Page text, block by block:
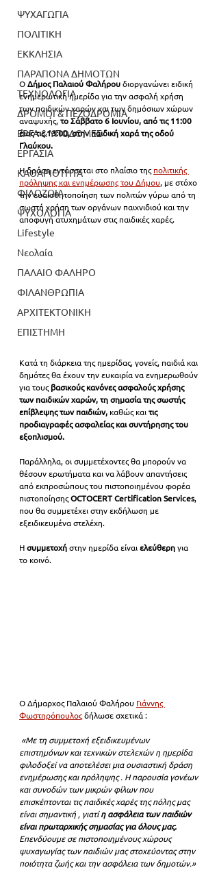
ΨΥΧΑΓΩΓΙΑ
ΠΟΛΙΤΙΚΗ
ΕΚΚΛΗΣΙΑ
ΠΑΡΑΠΟΝΑ ΔΗΜΟΤΩΝ
ΤΕΧΝΟΛΟΓΙΑ
ΔΡΟΜΟΙ & ΠΕΖΟΔΡΟΜΙΑ
ΕΡΓΑ & ΥΠΟΔΟΜΕΣ
ΕΡΓΑΣΙΑ
ΚΑΘΑΡΙΟΤΗΤΑ
ΦΙΛΟΖΩΙΑ
ΨΥΧΟΛΟΓΙΑ
Lifestyle
Νεολαία
ΠΑΛΑΙΟ ΦΑΛΗΡΟ
ΦΙΛΑΝΘΡΩΠΙΑ
ΑΡΧΙΤΕΚΤΟΝΙΚΗ
ΕΠΙΣΤΗΜΗ
Ο Δήμος Παλαιού Φαλήρου διοργανώνει ειδική
ενημερωτική ημερίδα για την ασφαλή χρήση
των παιδικών χαρών και των δημόσιων χώρων
αναψυχής, το Σάββατο 6 Ιουνίου, από τις 11:00
έως τις 13:00, στην παιδική χαρά της οδού
Γλαύκου.
Η δράση εντάσσεται στο πλαίσιο της πολιτικής
πρόληψης και ενημέρωσης του Δήμου, με στόχο
την ευαισθητοποίηση των πολιτών γύρω από τη
σωστή χρήση των οργάνων παιχνιδιού και την
αποφυγή ατυχημάτων στις παιδικές χαρές.
Κατά τη διάρκεια της ημερίδας, γονείς, παιδιά και
δημότες θα έχουν την ευκαιρία να ενημερωθούν
για τους βασικούς κανόνες ασφαλούς χρήσης
των παιδικών χαρών, τη σημασία της σωστής
επίβλεψης των παιδιών, καθώς και τις
προδιαγραφές ασφαλείας και συντήρησης του
εξοπλισμού.
Παράλληλα, οι συμμετέχοντες θα μπορούν να
θέσουν ερωτήματα και να λάβουν απαντήσεις
από εκπροσώπους του πιστοποιημένου φορέα
πιστοποίησης OCTOCERT Certification Services,
που θα συμμετέχει στην εκδήλωση με
εξειδικευμένα στελέχη.
Η συμμετοχή στην ημερίδα είναι ελεύθερη για
το κοινό.
Ο Δήμαρχος Παλαιού Φαλήρου Γιάννης
Φωστηρόπουλος δήλωσε σχετικά :
επιστημόνων και τεχνικών στελεχών η ημερίδα
φιλοδοξεί να αποτελέσει μια ουσιαστική δράση
ενημέρωσης και πρόληψης . Η παρουσία γονέων
και συνοδών των μικρών φίλων που
επισκέπτονται τις παιδικές χαρές της πόλης μας
είναι σημαντική , γιατί η ασφάλεια των παιδιών
είναι πρωταρχικής σημασίας για όλους μας.
Επενδύουμε σε πιστοποιημένους χώρους
ψυχαγωγίας των παιδιών μας στοχεύοντας στην
ποιότητα ζωής και την ασφάλεια των δημοτών.»